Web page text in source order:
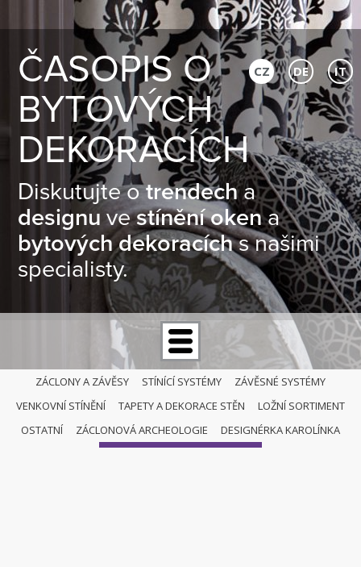
ČASOPIS O
BYTOVÝCH
DEKORACÍCH
Diskutujte otrendecha
designuvestínění okena
bytových dekoracíchs našimi
specialisty.
CZ DE IT
ZÁCLONY A ZÁVĚSY STÍNÍCÍ SYSTÉMY
ZÁVĚSNÉ SYSTÉMY
VENKOVNÍ STÍNĚNÍ
TAPETY A DEKORACE STĚN
LOŽNÍ SORTIMENT
OSTATNÍ
ZÁCLONOVÁ ARCHEOLOGIE DESIGNÉRKA KAROLÍNKA
OSTATNÍ